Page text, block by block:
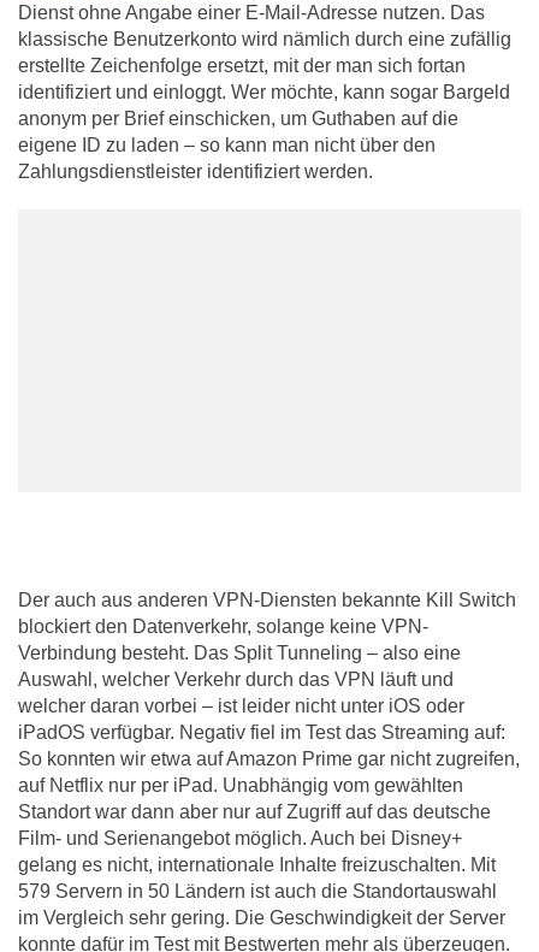
Dienst ohne Angabe einer E-Mail-Adresse nutzen. Das
klassische Benutzerkonto wird nämlich durch eine zufällig
erstellte Zeichenfolge ersetzt, mit der man sich fortan
identifiziert und einloggt. Wer möchte, kann sogar Bargeld
anonym per Brief einschicken, um Guthaben auf die
eigene ID zu laden – so kann man nicht über den
Zahlungsdienstleister identifiziert werden.
Der auch aus anderen VPN-Diensten bekannte Kill Switch
blockiert den Datenverkehr, solange keine VPN-
Verbindung besteht. Das Split Tunneling – also eine
Auswahl, welcher Verkehr durch das VPN läuft und
welcher daran vorbei – ist leider nicht unter iOS oder
iPadOS verfügbar. Negativ fiel im Test das Streaming auf:
So konnten wir etwa auf Amazon Prime gar nicht zugreifen,
auf Netflix nur per iPad. Unabhängig vom gewählten
Standort war dann aber nur auf Zugriff auf das deutsche
Film- und Serienangebot möglich. Auch bei Disney+
gelang es nicht, internationale Inhalte freizuschalten. Mit
579 Servern in 50 Ländern ist auch die Standortauswahl
im Vergleich sehr gering. Die Geschwindigkeit der Server
konnte dafür im Test mit Bestwerten mehr als überzeugen.